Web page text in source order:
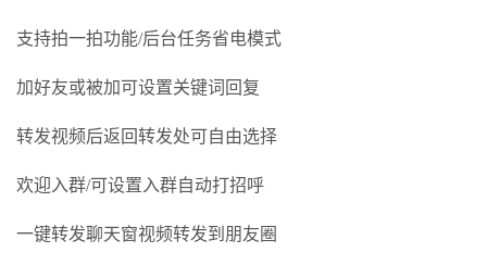
支持拍一拍功能/后台任务省电模式
加好友或被加可设置关键词回复
转发视频后返回转发处可自由选择
欢迎入群/可设置入群自动打招呼
一键转发聊天窗视频转发到朋友圈